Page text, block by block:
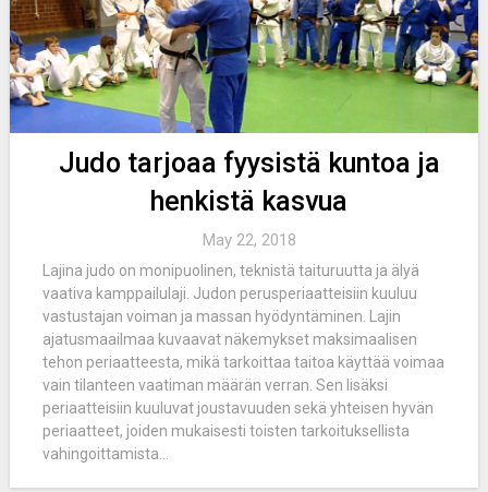
Judo tarjoaa fyysistä kuntoa ja
henkistä kasvua
May 22, 2018
Lajina judo on monipuolinen, teknistä taituruutta ja älyä
vaativa kamppailulaji. Judon perusperiaatteisiin kuuluu
vastustajan voiman ja massan hyödyntäminen. Lajin
ajatusmaailmaa kuvaavat näkemykset maksimaalisen
tehon periaatteesta, mikä tarkoittaa taitoa käyttää voimaa
vain tilanteen vaatiman määrän verran. Sen lisäksi
periaatteisiin kuuluvat joustavuuden sekä yhteisen hyvän
periaatteet, joiden mukaisesti toisten tarkoituksellista
vahingoittamista...